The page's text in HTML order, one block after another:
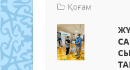
Қоғам